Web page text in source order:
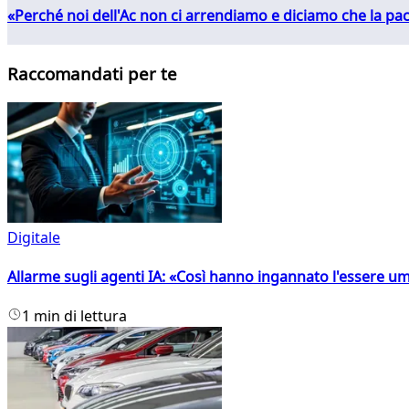
«Perché noi dell'Ac non ci arrendiamo e diciamo che la
Raccomandati per te
Digitale
Allarme sugli agenti IA: «Così hanno ingannato l'essere
1 min di lettura